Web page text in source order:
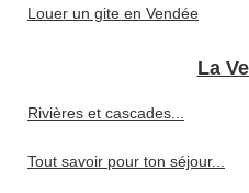
Louer un gite en Vendée
La
Rivières et cascades...
Tout savoir pour ton séjour...